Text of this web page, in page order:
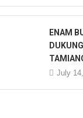
ENAM
July